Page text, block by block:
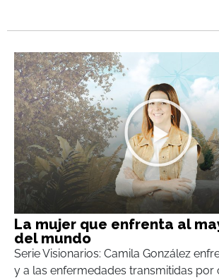
La mujer que enfrenta al
del mundo
Serie Visionarios: Camila González
y a las enfermedades transmitidas por